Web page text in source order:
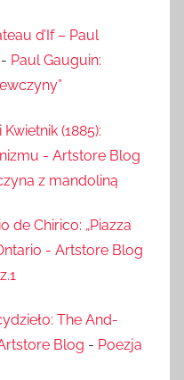
d’If – Paul
- Paul Gauguin:
(1885):
- Artstore Blog
z mandoliną
de Chirico: „Piazza
- Artstore Blog
The And-
Blog - Poezja